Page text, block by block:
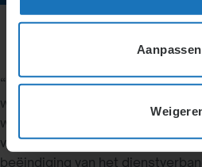
Aanpassen
“Een financiële vergoeding die
werknemer betaalt, wanneer het
werknemer, wordt opgezegd of
vergoeding compenseert de
beëindiging van het